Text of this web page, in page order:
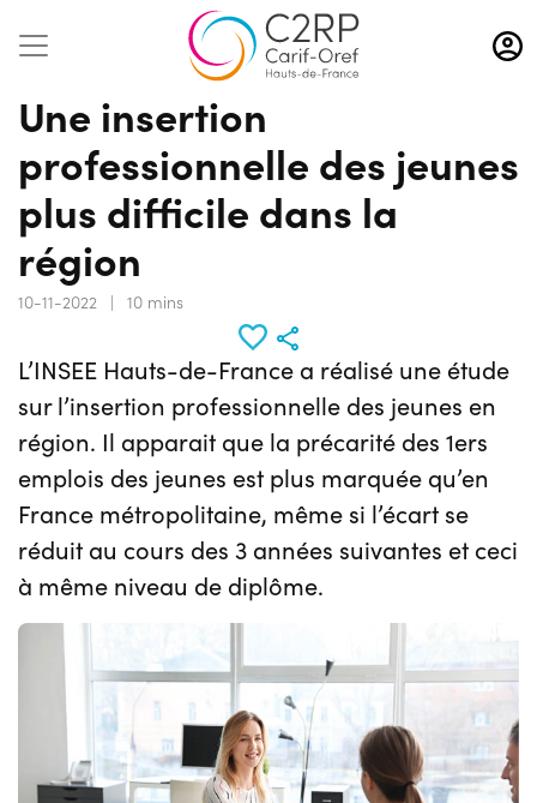
Aller
au
contenu
Une insertion
professionnelle des jeunes
plus difficile dans la
région
10-11-2022 | 10 mins
L’INSEE Hauts-de-France a réalisé une étude
sur l’insertion professionnelle des jeunes en
région. Il apparait que la précarité des 1ers
emplois des jeunes est plus marquée qu’en
France métropolitaine, même si l’écart se
réduit au cours des 3 années suivantes et ceci
à même niveau de diplôme.